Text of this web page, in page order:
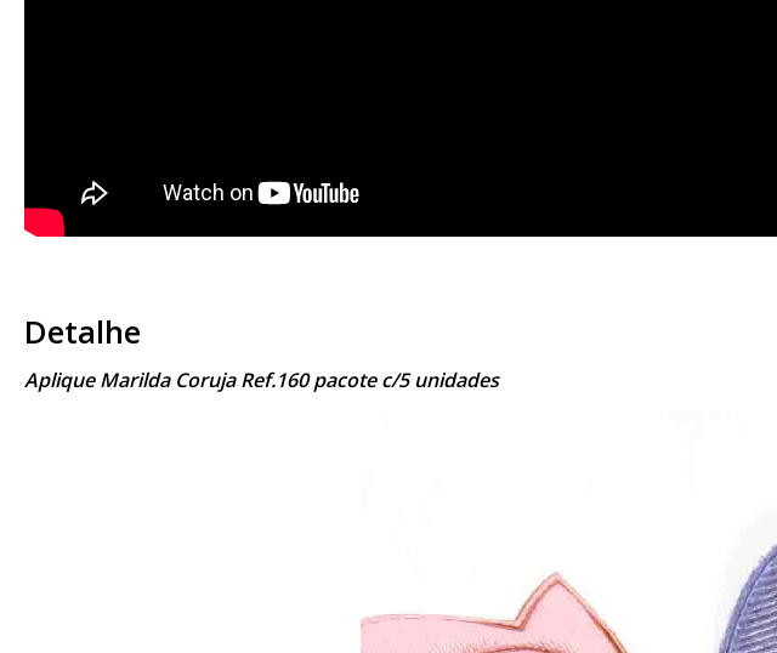
Detalhe
Aplique Marilda Coruja Ref.160 pacote c/5 unidades